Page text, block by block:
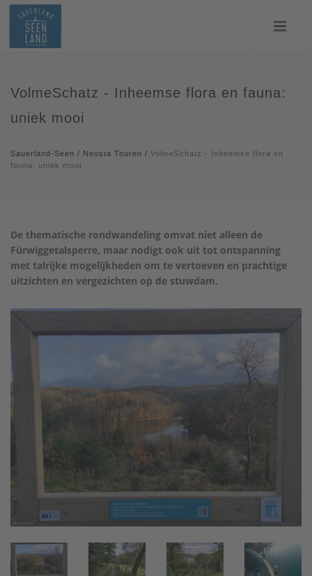
VolmeSchatz - Inheemse flora en fauna:
uniek mooi
Sauerland-Seen / Neusta Touren / VolmeSchatz - Inheemse flora en
fauna: uniek mooi
De thematische rondwandeling omvat niet alleen de
Fürwiggetalsperre, maar nodigt ook uit tot ontspanning
met talrijke mogelijkheden om te vertoeven en prachtige
uitzichten en vergezichten op de stuwdam.